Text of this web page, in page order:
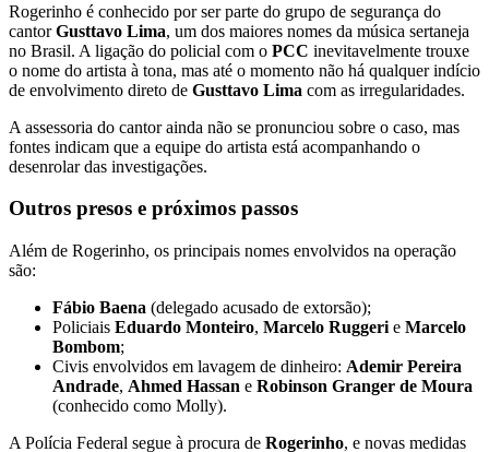
Rogerinho é conhecido por ser parte do grupo de segurança do
cantorGusttavo Lima, um dos maiores nomes da música sertaneja
no Brasil. A ligação do policial com o PCC inevitavelmente trouxe
o nome do artista à tona, mas até o momento não há qualquer indício
de envolvimento direto de Gusttavo Lima com as irregularidades.
A assessoria do cantor ainda não se pronunciou sobre o caso, mas
fontes indicam que a equipe do artista está acompanhando o
desenrolar das investigações.
Outros presos e próximos passos
Além de Rogerinho, os principais nomes envolvidos na operação
são:
Fábio Baena (delegado acusado de extorsão);
Policiais Eduardo Monteiro, Marcelo Ruggeri e Marcelo
Bombom;
Civis envolvidos em lavagem de dinheiro: Ademir Pereira
Andrade, Ahmed Hassan e Robinson Granger de Moura
(conhecido como Molly).
A Polícia Federal segue à procura de Rogerinho, e novas medidas